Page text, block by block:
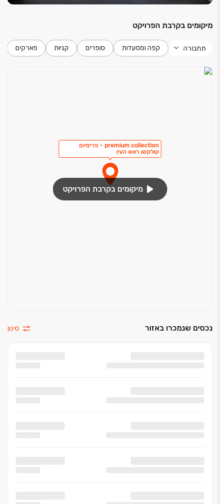
מיקומים בקרבת הפרויקט
תחבורה קפה ומסעדות סופרים קניות פארקים
premium collection – פרימיום
קולקשן ראש העין
מיקומים בקרבת הפרויקט
נכסים שנמכרו באזור סינון